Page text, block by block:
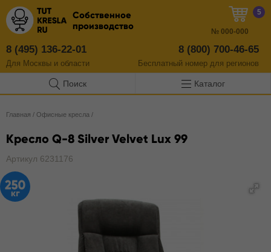
Собственное
производство
8 (495) 136-22-01
Для Москвы и области
8 (800) 700-46-65
Бесплатный номер для регионов
5
№ 000-000
Поиск Каталог
Главная / Офисные кресла /
Кресло Q-8 Silver Velvet Lux 99
Артикул 6231176